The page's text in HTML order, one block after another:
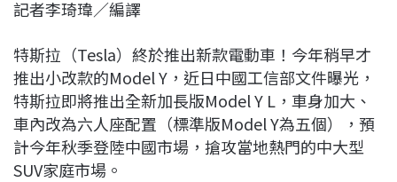
c
b
o
o
k
n
r
a
d
s
e
d
I
n
L
i
n
k
記者李琦瑋／編譯
特斯拉（Tesla）終於推出新款電動車！今年稍早才
推出小改款的Model Y，近日中國工信部文件曝光，
特斯拉即將推出全新加長版Model Y L，車身加大、
車內改為六人座配置（標準版Model Y為五個），預
計今年秋季登陸中國市場，搶攻當地熱門的中大型
SUV家庭市場。